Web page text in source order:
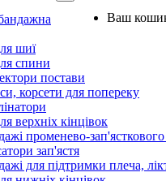
Ваш
шиї
спини
постави
корсети для попереку
верхніх кінцівок
променево-зап'ясткового
зап'ястя
для підтримки плеча,